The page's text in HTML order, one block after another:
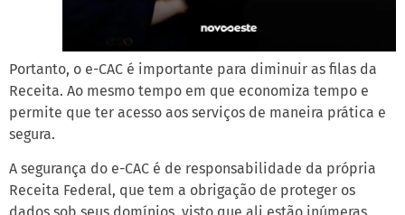
Portanto, o e-CAC é importante para diminuir as filas da
Receita. Ao mesmo tempo em que economiza tempo e
permite que ter acesso aos serviços de maneira prática e
segura.
A segurança do e-CAC é de responsabilidade da própria
Receita Federal, que tem a obrigação de proteger os